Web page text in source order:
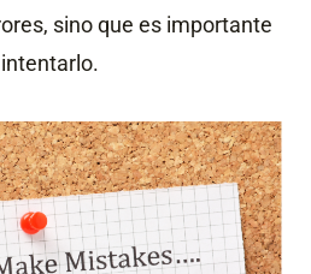
sino que es importante